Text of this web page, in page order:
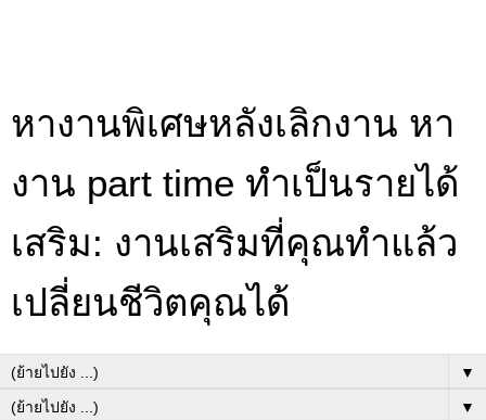
หางานพิเศษหลังเลิกงาน หา
งาน part time ทำเป็นรายได้
เสริม: งานเสริมที่คุณทำแล้ว
เปลี่ยนชีวิตคุณได้
▼
▼